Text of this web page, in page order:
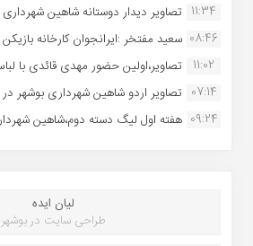
11:34 تصاویر دیدار دوستانه شاهین
08:46 سعید مفتخر :ایرانجوان کارخانه
11:02
تصاویر،اولین حضور مهدی قائدی با
07:14 تصاویر اردو شاهین شهرداری بوشهر
09:24 هفته اول لیگ دسته دوم،شاهین
لیان ایده
طراحی سایت در بوشهر